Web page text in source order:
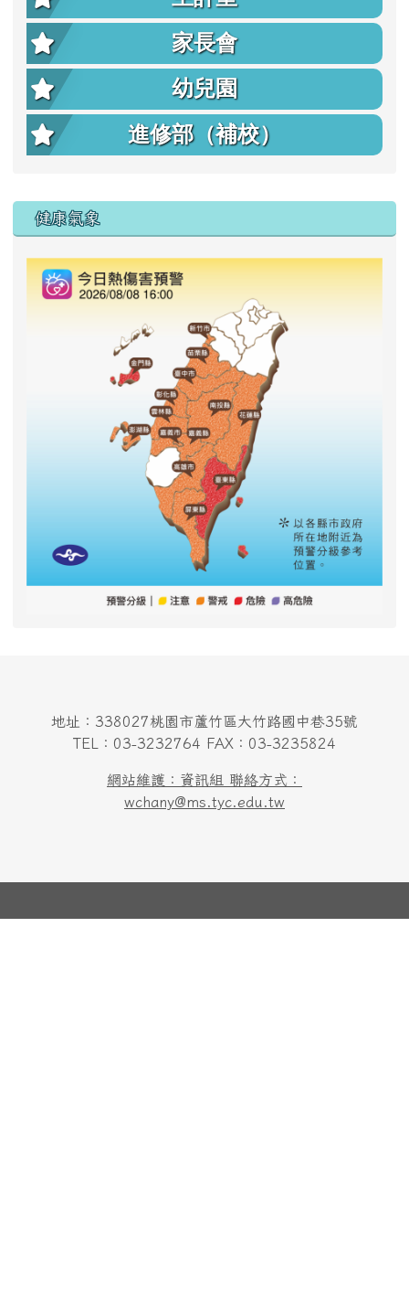
家長會
幼兒園
進修部（補校）
右邊區域內容
健康氣象
地址：338027桃園市蘆竹區大竹路國中巷35號
TEL：03-3232764 FAX：03-3235824
網站維護：資訊組 聯絡方式：
wchany@ms.tyc.edu.tw